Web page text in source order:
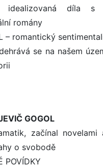
idealizovaná díla s
romány
– romantický
se na našem
GOGOL
začínal novelami
o svobodě
POVÍDKY